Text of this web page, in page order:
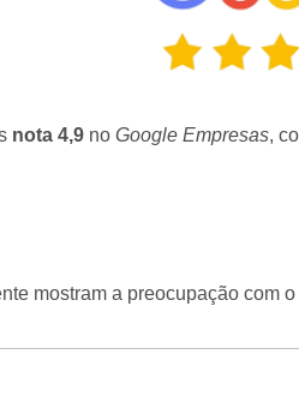
nota 4,9 no Google Empresas,
mostram a preocupação com